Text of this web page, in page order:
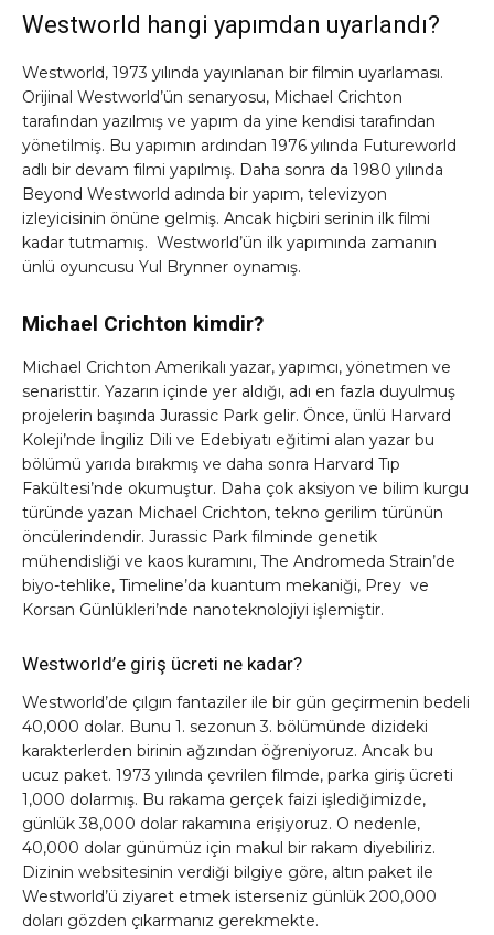
Westworld hangi yapımdan uyarlandı?
Westworld, 1973 yılında yayınlanan bir filmin uyarlaması.
Orijinal Westworld’ün senaryosu, Michael Crichton
tarafından yazılmış ve yapım da yine kendisi tarafından
yönetilmiş. Bu yapımın ardından 1976 yılında Futureworld
adlı bir devam filmi yapılmış. Daha sonra da 1980 yılında
Beyond Westworld adında bir yapım, televizyon
izleyicisinin önüne gelmiş. Ancak hiçbiri serinin ilk filmi
kadar tutmamış. Westworld’ün ilk yapımında zamanın
ünlü oyuncusu Yul Brynner oynamış.
Michael Crichton kimdir?
Michael Crichton Amerikalı yazar, yapımcı, yönetmen ve
senaristtir. Yazarın içinde yer aldığı, adı en fazla duyulmuş
projelerin başında Jurassic Park gelir. Önce, ünlü Harvard
Koleji’nde İngiliz Dili ve Edebiyatı eğitimi alan yazar bu
bölümü yarıda bırakmış ve daha sonra Harvard Tıp
Fakültesi’nde okumuştur. Daha çok aksiyon ve bilim kurgu
türünde yazan Michael Crichton, tekno gerilim türünün
öncülerindendir. Jurassic Park filminde genetik
mühendisliği ve kaos kuramını, The Andromeda Strain’de
biyo-tehlike, Timeline’da kuantum mekaniği, Prey ve
Korsan Günlükleri’nde nanoteknolojiyi işlemiştir.
Westworld’e giriş ücreti ne kadar?
Westworld’de çılgın fantaziler ile bir gün geçirmenin bedeli
40,000 dolar. Bunu 1. sezonun 3. bölümünde dizideki
karakterlerden birinin ağzından öğreniyoruz. Ancak bu
ucuz paket. 1973 yılında çevrilen filmde, parka giriş ücreti
1,000 dolarmış. Bu rakama gerçek faizi işlediğimizde,
günlük 38,000 dolar rakamına erişiyoruz. O nedenle,
40,000 dolar günümüz için makul bir rakam diyebiliriz.
Dizinin websitesinin verdiği bilgiye göre, altın paket ile
Westworld’ü ziyaret etmek isterseniz günlük 200,000
doları gözden çıkarmanız gerekmekte.